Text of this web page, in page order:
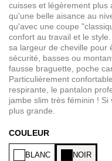
cuisses et légèrement plus
qu'une belle aisance au
qu'avec une coupe
confort au travail et le
sa largeur de cheville pour
sécurité, basses ou
fausse braguette, poche
Particulièrement
respirante, le pantalon
jambe slim très féminin !
plus grande.
COULEUR
BLANC NOIR